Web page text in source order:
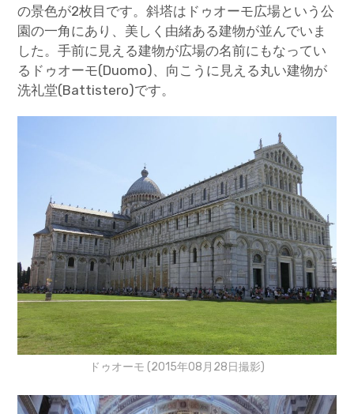
の景色が2枚目です。斜塔はドゥオーモ広場という公
園の一角にあり、美しく由緒ある建物が並んでいま
した。手前に見える建物が広場の名前にもなってい
るドゥオーモ(Duomo)、向こうに見える丸い建物が
洗礼堂(Battistero)です。
ドゥオーモ (2015年08月28日撮影)